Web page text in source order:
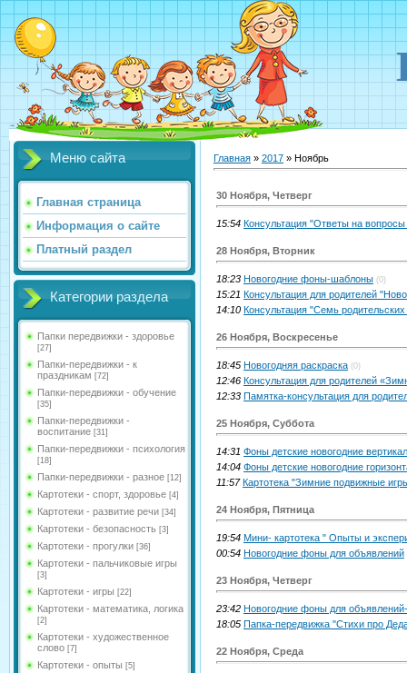
Меню сайта
Главная страница
Информация о сайте
Платный раздел
Категории раздела
Папки передвижки - здоровье
[27]
Папки-передвижки - к
праздникам [72]
Папки-передвижки - обучение
[35]
Папки-передвижки -
воспитание [31]
Папки-передвижки - психология
[18]
Папки-передвижки - разное [12]
Картотеки - спорт, здоровье [4]
Картотеки - развитие речи [34]
Картотеки - безопасность [3]
Картотеки - прогулки [36]
Картотеки - пальчиковые игры
[3]
Картотеки - игры [22]
Картотеки - математика, логика
[2]
Картотеки - художественное
слово [7]
Картотеки - опыты [5]
Главная » 2017 » Ноябрь
30 Ноября, Четверг
15:54 Консультация "Ответы на
28 Ноября, Вторник
18:23 Новогодние фоны-шаблоны (0)
15:21 Консультация для родителей
14:10 Консультация "Семь
26 Ноября, Воскресенье
18:45 Новогодняя раскраска (0)
12:46 Консультация для родителей
12:33 Памятка-консультация для
25 Ноября, Суббота
14:31 Фоны детские новогодние
14:04 Фоны детские новогодние
11:57 Картотека "Зимние подвижные
24 Ноября, Пятница
19:54 Мини- картотека " Опыты и
00:54 Новогодние фоны для объявлений
23 Ноября, Четверг
23:42 Новогодние фоны для
18:05 Папка-передвижка "Стихи про
22 Ноября, Среда